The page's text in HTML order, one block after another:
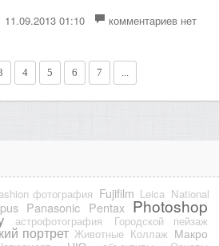
11.09.2013 01:10 комментариев нет
4 5 6 7
фотография Fujifilm Leica National
Panasonic Pentax Photoshop
астрофотография Городской пейзаж
портрет Животные Коллаж Макро